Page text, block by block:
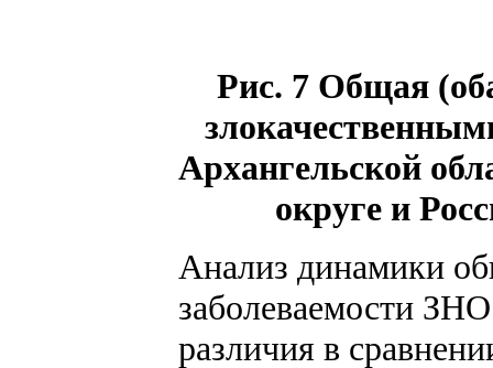
Рис. 7 Общая
Архангельской
округе и
Анализ динамики
заболеваемости
различия в